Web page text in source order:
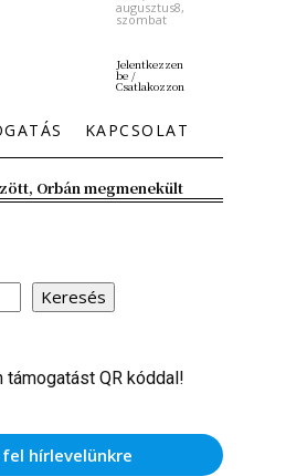
augusztus8,
szombat
Jelentkezzen
be /
Csatlakozzon
KAPCSOLAT
Orbán megmenekült
Keresés
QR kóddal!
hírlevelünkre